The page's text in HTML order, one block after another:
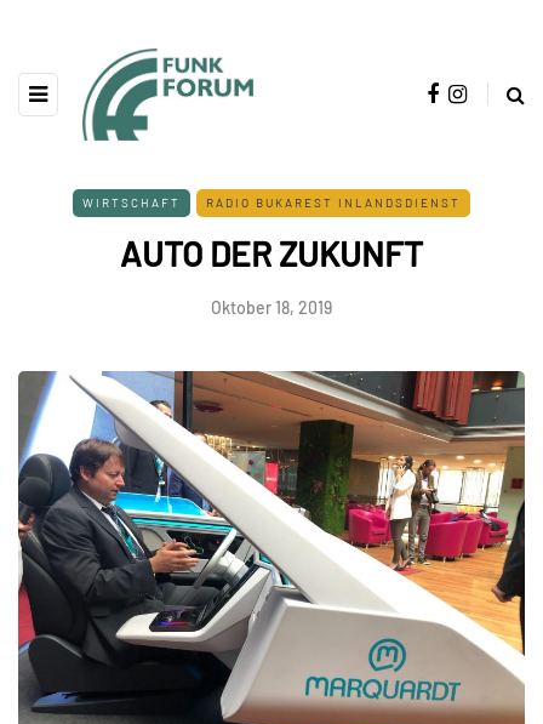
WIRTSCHAFT RADIO BUKAREST INLANDSDIENST
AUTO DER ZUKUNFT
Oktober 18, 2019